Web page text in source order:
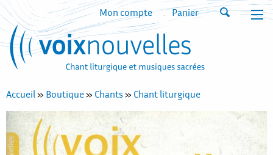
Mon compte Panier
Accueil» Boutique» Chants» Chant liturgique